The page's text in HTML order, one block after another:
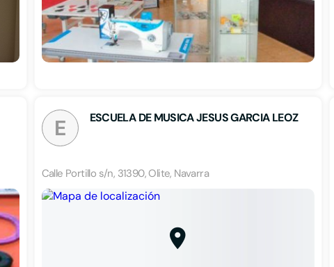
E ESCUELA DE MUSICA JESUS GARCIA LEOZ
Calle Portillo s/n, 31390, Olite, Navarra